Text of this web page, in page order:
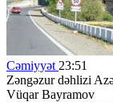
Cəmiyyət 23:51
Zəngəzur dəhlizi
Vüqar Bayramov